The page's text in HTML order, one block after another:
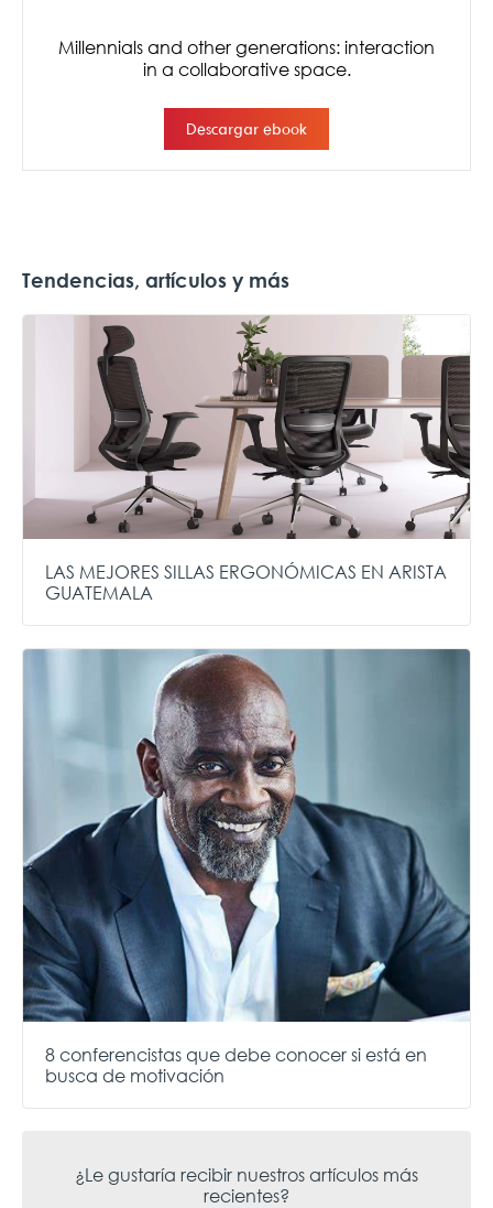
Tendencias, artículos y más
LAS MEJORES SILLAS ERGONÓMICAS EN ARISTA
GUATEMALA
8 conferencistas que debe conocer si está en
busca de motivación
¿Le gustaría recibir nuestros artículos más
recientes?